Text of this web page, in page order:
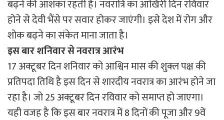
बढ़ने की आशंका रहती है। नवरात्रि का आखिरी दिन रविवार
होने से देवी भैंसे पर सवार होकर जाएंगी। इसे देश में रोग और
शोक बढ़ने का संकेत माना जाता है।
इसबारशनिवारसेनवरात्रआरंभ
17 अक्टूबर दिन शनिवार को आश्विन मास की शुक्ल पक्ष की
प्रतिपदा तिथि है इस दिन से शारदीय नवरात्र का आरंभ होने जा
रहा है। जो 25 अक्टूबर दिन रविवार को समाप्त हो जाएगा।
यही वजह है कि इस बार नवरात्र में 8 दिनों की पूजा और 9वें